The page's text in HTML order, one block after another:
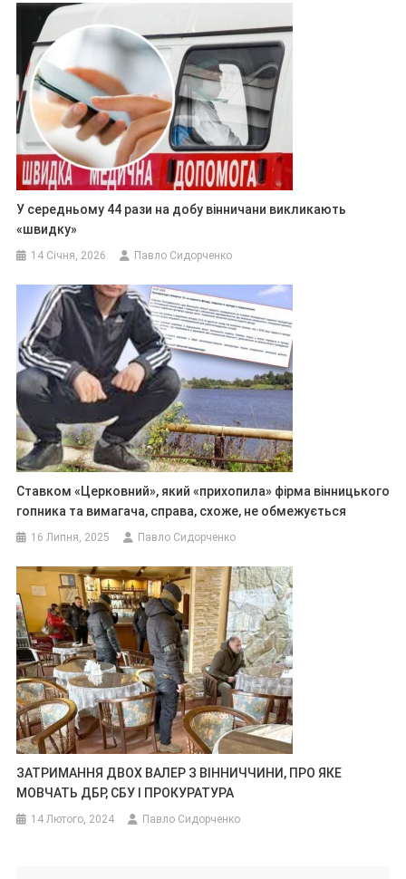
У середньому 44 рази на добу вінничани викликають
«швидку»
14 Січня, 2026 Павло Сидорченко
Ставком «Церковний», який «прихопила» фірма вінницького
гопника та вимагача, справа, схоже, не обмежується
16 Липня, 2025 Павло Сидорченко
ЗАТРИМАННЯ ДВОХ ВАЛЕР З ВІННИЧЧИНИ, ПРО ЯКЕ
МОВЧАТЬ ДБР, СБУ І ПРОКУРАТУРА
14 Лютого, 2024 Павло Сидорченко